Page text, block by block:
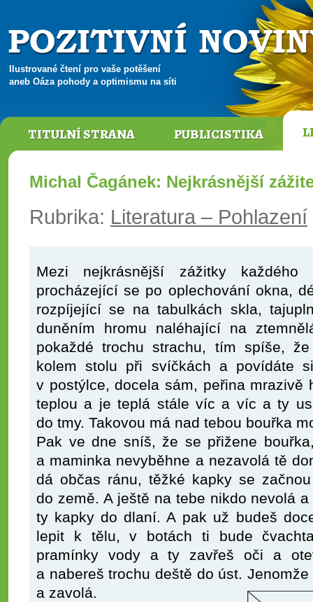
Ilustrované čtení pro vaše potěšení
aneb Oáza pohody a optimismu na síti
TITULNÍ STRANA PUBLICISTIKA
Michal Čagánek: Nejkrásnější
Rubrika: Literatura – Pohlazení
Mezi nejkrásnější zážitky
procházející se po oplechování okna,
rozpíjející se na tabulkách skla,
duněním hromu naléhající na
pokaždé trochu strachu, tím spíše,
kolem stolu při svíčkách a povídáte
v postýlce, docela sám, peřina mrazivě
teplou a je teplá stále víc a víc a ty
do tmy. Takovou má nad tebou bouřka
Pak ve dne sníš, že se přižene
a maminka nevyběhne a nezavolá tě
dá občas ránu, těžké kapky se
do země. A ještě na tebe nikdo nevolá
ty kapky do dlaní. A pak už budeš
lepit k tělu, v botách ti bude
pramínky vody a ty zavřeš oči a
a nabereš trochu deště do úst.
a zavolá.